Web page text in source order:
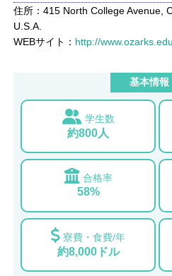
住所：415 North College Avenue,
U.S.A.
WEBサイト： http://www.ozarks.edu
基本情報
学生数
約800人
合格率
58%
寮費・食費/年
約8,000ドル